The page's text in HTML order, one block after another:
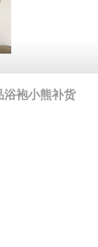
袍小熊补货